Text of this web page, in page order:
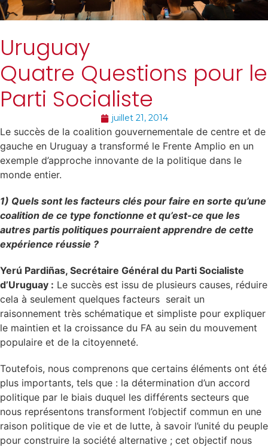
Uruguay
Quatre Questions pour le
Parti Socialiste
juillet 21, 2014
Le succès de la coalition gouvernementale de centre et de
gauche en Uruguay a transformé le Frente Amplio en un
exemple d’approche innovante de la politique dans le
monde entier.
1) Quels sont les facteurs clés pour faire en sorte qu’une
coalition de ce type fonctionne et qu’est-ce que les
autres partis politiques pourraient apprendre de cette
expérience réussie ?
Yerú Pardiñas, Secrétaire Général du Parti Socialiste
d’Uruguay : Le succès est issu de plusieurs causes, réduire
cela à seulement quelques facteurs serait un
raisonnement très schématique et simpliste pour expliquer
le maintien et la croissance du FA au sein du mouvement
populaire et de la citoyenneté.
Toutefois, nous comprenons que certains éléments ont été
plus importants, tels que : la détermination d’un accord
politique par le biais duquel les différents secteurs que
nous représentons transforment l’objectif commun en une
raison politique de vie et de lutte, à savoir l’unité du peuple
pour construire la société alternative ; cet objectif nous